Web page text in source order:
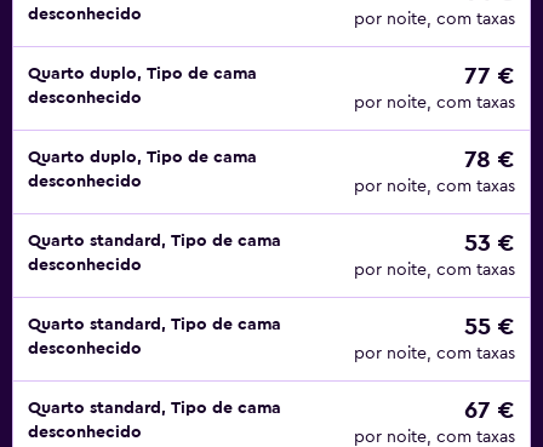
desconhecido
por noite, com taxas
Quarto duplo, Tipo de cama
desconhecido
77 €
por noite, com taxas
Quarto duplo, Tipo de cama
desconhecido
78 €
por noite, com taxas
Quarto standard, Tipo de cama
desconhecido
53 €
por noite, com taxas
Quarto standard, Tipo de cama
desconhecido
55 €
por noite, com taxas
Quarto standard, Tipo de cama
desconhecido
67 €
por noite, com taxas